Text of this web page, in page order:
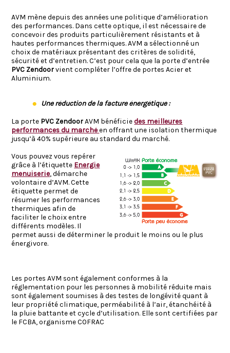
AVM mène depuis des années une politique d’amélioration
des performances. Dans cette optique, il est nécessaire de
concevoir des produits particulièrement résistants et à
hautes performances thermiques. AVM a sélectionné un
choix de matériaux présentant des critères de solidité,
sécurité et d’entretien. C’est pour cela que la porte d’entrée
PVC Zendoorvient compléter l’offre de portes Acier et
Aluminium.
Une réduction de la facture énergétique :
La porte PVC ZendoorAVM bénéficiedes meilleures
performances du marchéen offrant une isolation thermique
jusqu’à 40% supérieure au standard du marché.
Vous pouvez vous repérer
grâce à l’étiquette Energie
menuiserie, démarche
volontaire d’AVM. Cette
étiquette permet de
résumer les performances
thermiques afin de
faciliter le choix entre
différents modèles. Il
permet aussi de déterminer le produit le moins ou le plus
énergivore.
Les portes AVM sont également conformes à la
réglementation pour les personnes à mobilité réduite mais
sont également soumises à des testes de longévité quant à
leur propriété climatique, perméabilité à l’air, étanchéité à
la pluie battante et cycle d’utilisation. Elle sont certifiées par
le FCBA, organisme COFRAC